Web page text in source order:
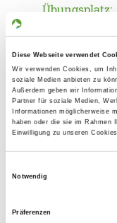
Diese Webseite verwendet
Wir verwenden Cookies, um
soziale Medien anbieten zu
Außerdem geben wir
Partner für soziale Medien,
Informationen möglicherweise
haben oder die sie im Rahmen
Einwilligung zu unseren
Notwendig
Präferenzen
Übungsplatz:
Numero di
02237 975860
E-Mail:
www.sv-og-
Angebot: